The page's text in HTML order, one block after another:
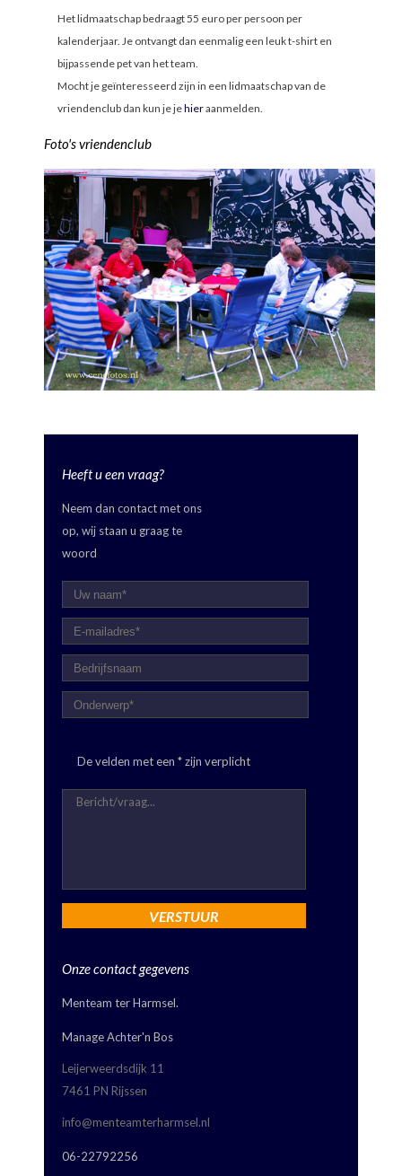
Het lidmaatschap bedraagt 55 euro per persoon per
kalenderjaar. Je ontvangt dan eenmalig een leuk t-shirt en
bijpassende pet van het team.
Mocht je geïnteresseerd zijn in een lidmaatschap van de
vriendenclub dan kun je jehieraanmelden.
Foto's vriendenclub
Heeft u een vraag?
Neem dan contact met ons
op, wij staan u graag te
woord
De velden met een * zijn verplicht
Onze contact gegevens
Menteam ter Harmsel.
Manage Achter'n Bos
Leijerweerdsdijk 11
7461 PN Rijssen
info@menteamterharmsel.nl
06-22792256